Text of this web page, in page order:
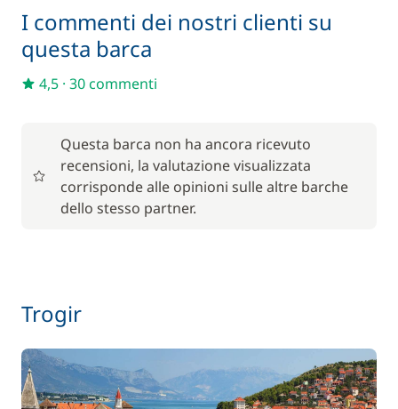
Kayak / settimana
Skipper (pasti non inclusi) 250,00 €
/ notte
I commenti dei nostri clienti su
questa barca
4,5 · 30 commenti
Questa barca non ha ancora ricevuto
recensioni, la valutazione visualizzata
corrisponde alle opinioni sulle altre barche
dello stesso partner.
Trogir